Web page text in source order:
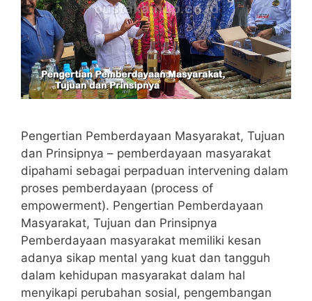
Pengertian Pemberdayaan Masyarakat, Tujuan
dan Prinsipnya – pemberdayaan masyarakat
dipahami sebagai perpaduan intervening dalam
proses pemberdayaan (process of
empowerment). Pengertian Pemberdayaan
Masyarakat, Tujuan dan Prinsipnya
Pemberdayaan masyarakat memiliki kesan
adanya sikap mental yang kuat dan tangguh
dalam kehidupan masyarakat dalam hal
menyikapi perubahan sosial, pengembangan